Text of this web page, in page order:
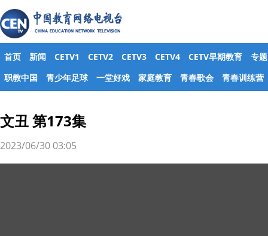
首页 新闻 CETV1 CETV2 CETV3 CETV4 CETV早期教育
专题
职教中国
青少年足球 一堂好戏 家庭教育 青春歌会 青春训练营
文丑 第173集
2023/06/30 03:05